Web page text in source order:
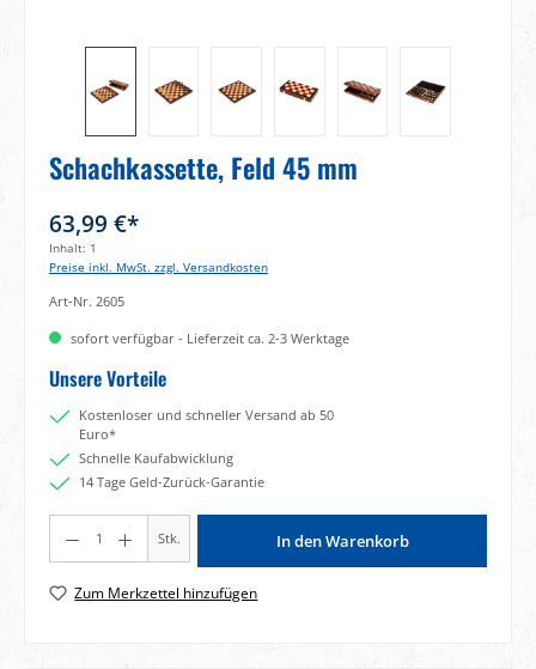
Schachkassette, Feld 45 mm
63,99 €*
Inhalt: 1
Preise inkl. MwSt. zzgl. Versandkosten
Art-Nr. 2605
sofort verfügbar - Lieferzeit ca. 2-3 Werktage
Unsere Vorteile
Kostenloser und schneller Versand ab 50
Euro*
Schnelle Kaufabwicklung
14 Tage Geld-Zurück-Garantie
Produkt Anzahl: Gib den gewünschten Wert ein oder benutze die Schaltflächen um
Stk. In den Warenkorb
Zum Merkzettel hinzufügen